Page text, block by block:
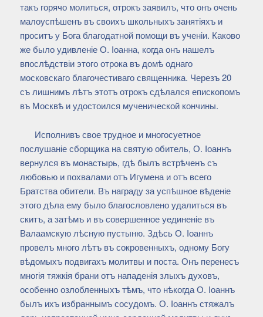
такъ горячо молиться, отрокъ заявилъ, что онъ очень
малоуспѣшенъ въ своихъ школьныхъ занятіяхъ и
проситъ у Бога благодатной помощи въ ученіи. Каково
же было удивленіе О. Іоанна, когда онъ нашелъ
впослѣдствіи этого отрока въ домѣ однаго
московскаго благочестиваго священника. Черезъ 20
съ лишнимъ лѣтъ этотъ отрокъ сдѣлался епископомъ
въ Москвѣ и удостоился мученической кончины.
Исполнивъ свое трудное и многосуетное
послушаніе сборщика на святую обитель, О. Іоаннъ
вернулся въ монастырь, гдѣ былъ встрѣченъ съ
любовью и похвалами отъ Игумена и отъ всего
Братства обители. Въ награду за успѣшное вѣденіе
этого дѣла ему было благословлено удалиться въ
скитъ, а затѣмъ и въ совершенное уединеніе въ
Валаамскую лѣсную пустыню. Здѣсь О. Іоаннъ
провелъ много лѣтъ въ сокровенныхъ, одному Богу
вѣдомыхъ подвигахъ молитвы и поста. Онъ перенесъ
многія тяжкія брани отъ нападенія злыхъ духовъ,
особенно озлобленныхъ тѣмъ, что нѣкогда О. Іоаннъ
былъ ихъ избраннымъ сосудомъ. О. Іоаннъ стяжалъ